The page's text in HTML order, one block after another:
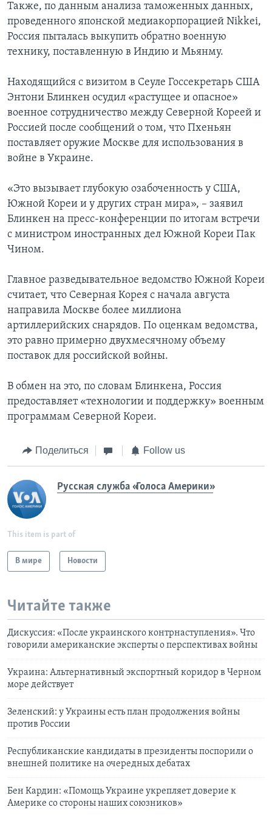
Также, по данным анализа таможенных данных,
проведенного японской медиакорпорацией Nikkei,
Россия пыталась выкупить обратно военную
технику, поставленную в Индию и Мьянму.
Находящийся с визитом в Сеуле Госсекретарь США
Энтони Блинкен осудил «растущее и опасное»
военное сотрудничество между Северной Кореей и
Россией после сообщений о том, что Пхеньян
поставляет оружие Москве для использования в
войне в Украине.
«Это вызывает глубокую озабоченность у США,
Южной Кореи и у других стран мира», – заявил
Блинкен на пресс-конференции по итогам встречи
с министром иностранных дел Южной Кореи Пак
Чином.
Главное разведывательное ведомство Южной Кореи
считает, что Северная Корея с начала августа
направила Москве более миллиона
артиллерийских снарядов. По оценкам ведомства,
это равно примерно двухмесячному объему
поставок для российской войны.
В обмен на это, по словам Блинкена, Россия
предоставляет «технологии и поддержку» военным
программам Северной Кореи.
Поделиться Follow us
Русская служба «Голоса Америки»
This item is part of
В мире Новости
Читайте также
Дискуссия: «После украинского контрнаступления». Что
говорили американские эксперты о перспективах войны
Украина: Альтернативный экспортный коридор в Черном
море действует
Зеленский: у Украины есть план продолжения войны
против России
Республиканские кандидаты в президенты поспорили о
внешней политике на очередных дебатах
Бен Кардин: «Помощь Украине укрепляет доверие к
Америке со стороны наших союзников»